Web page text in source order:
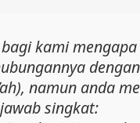
kami
namun anda
singkat: